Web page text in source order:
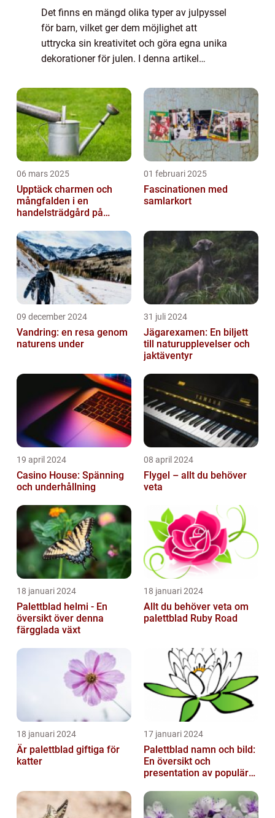
Det finns en mängd olika typer av julpyssel
för barn, vilket ger dem möjlighet att
uttrycka sin kreativitet och göra egna unika
dekorationer för julen. I denna artikel
typer av julpyssel för barn, kvantitat...
06 mars 2025
Upptäck charmen och
mångfalden i en
handelsträdgård på
01 februari 2025
Fascinationen med
samlarkort
09 december 2024
Vandring: en resa genom
naturens under
31 juli 2024
Jägarexamen: En biljett
till naturupplevelser och
jaktäventyr
19 april 2024
Casino House: Spänning
och underhållning
08 april 2024
Flygel – allt du behöver
veta
18 januari 2024
Palettblad helmi - En
översikt över denna
färgglada växt
18 januari 2024
Allt du behöver veta om
palettblad Ruby Road
18 januari 2024
Är palettblad giftiga för
katter
17 januari 2024
Palettblad namn och bild:
En översikt och
presentation av populära